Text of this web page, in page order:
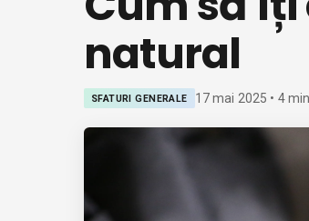
natural
SFATURI GENERALE 17 mai 2025 • 4